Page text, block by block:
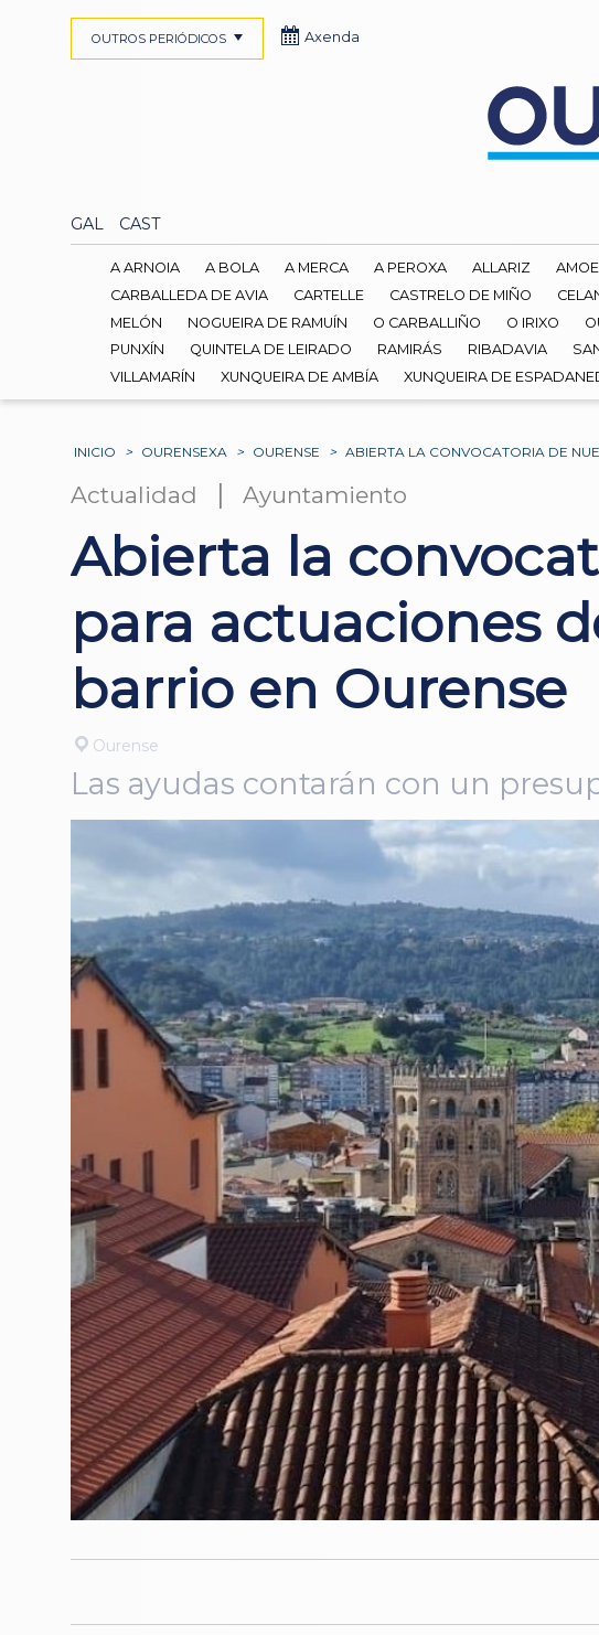
GAL CAST
OUTROS PERIÓDICOS Axenda
A ARNOIA A BOLA A MERCA A PEROXA ALLARIZ
CARBALLEDA DE AVIA
CARTELLE CASTRELO DE MIÑO
MELÓN
NOGUEIRA DE RAMUÍN O CARBALLIÑO O IRIXO
PUNXÍN
QUINTELA DE LEIRADO RAMIRÁS RIBADAVIA
VILLAMARÍN
XUNQUEIRA DE AMBÍA XUNQUEIRA DE
INICIO > OURENSEXA > OURENSE > ABIERTA LA CONVOCATORIA DE
Actualidad | Ayuntamiento
Abierta la
para actuaciones
barrio en Ourense
Ourense
Las ayudas contarán con un